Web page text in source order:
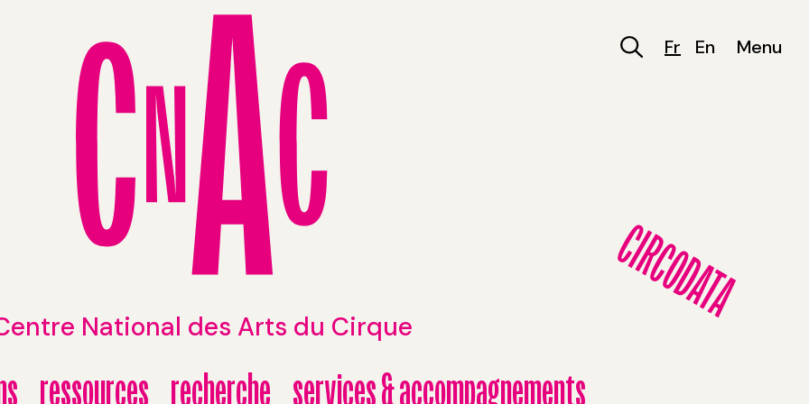
Fr En Menu
National des Arts du Cirque
ressources recherche services & accompagnements
CIRCODATA